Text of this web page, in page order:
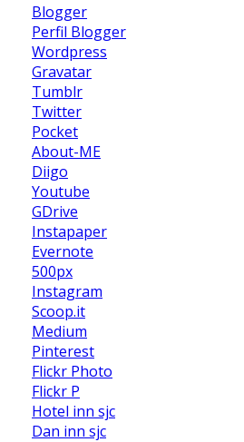
Blogger
Perfil Blogger
Wordpress
Gravatar
Tumblr
Twitter
Pocket
About-ME
Diigo
Youtube
GDrive
Instapaper
Evernote
500px
Instagram
Scoop.it
Medium
Pinterest
Flickr Photo
Flickr P
Hotel inn sjc
Dan inn sjc